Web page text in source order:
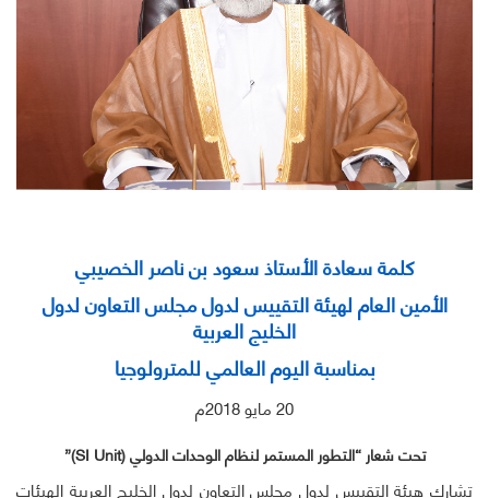
كلمة سعادة الأستاذسعود بن ناصر الخصيبي
الأمين العام لهيئة التقييس لدول مجلس التعاون لدول
الخليج العربية
بمناسبة اليوم العالمي للمترولوجيا
20 مايو 2018م
تحت شعار “التطور المستمر لنظام الوحدات الدولي (SI Unit
)”
تشارك هيئة التقييس لدول مجلس التعاون لدول الخليج العربية الهيئات